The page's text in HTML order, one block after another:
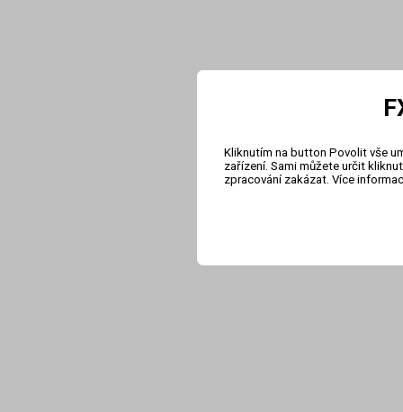
Kliknutím na button Povolit vše
zařízení. Sami můžete určit
zpracování zakázat. Více